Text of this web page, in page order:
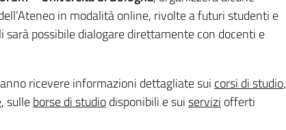
in modalità online, rivolte a futuri studenti e
possibile dialogare direttamente con docenti e
ricevere informazioni dettagliate sui corsi di studio,
, sulleborse di studiodisponibili e suiservizi offerti